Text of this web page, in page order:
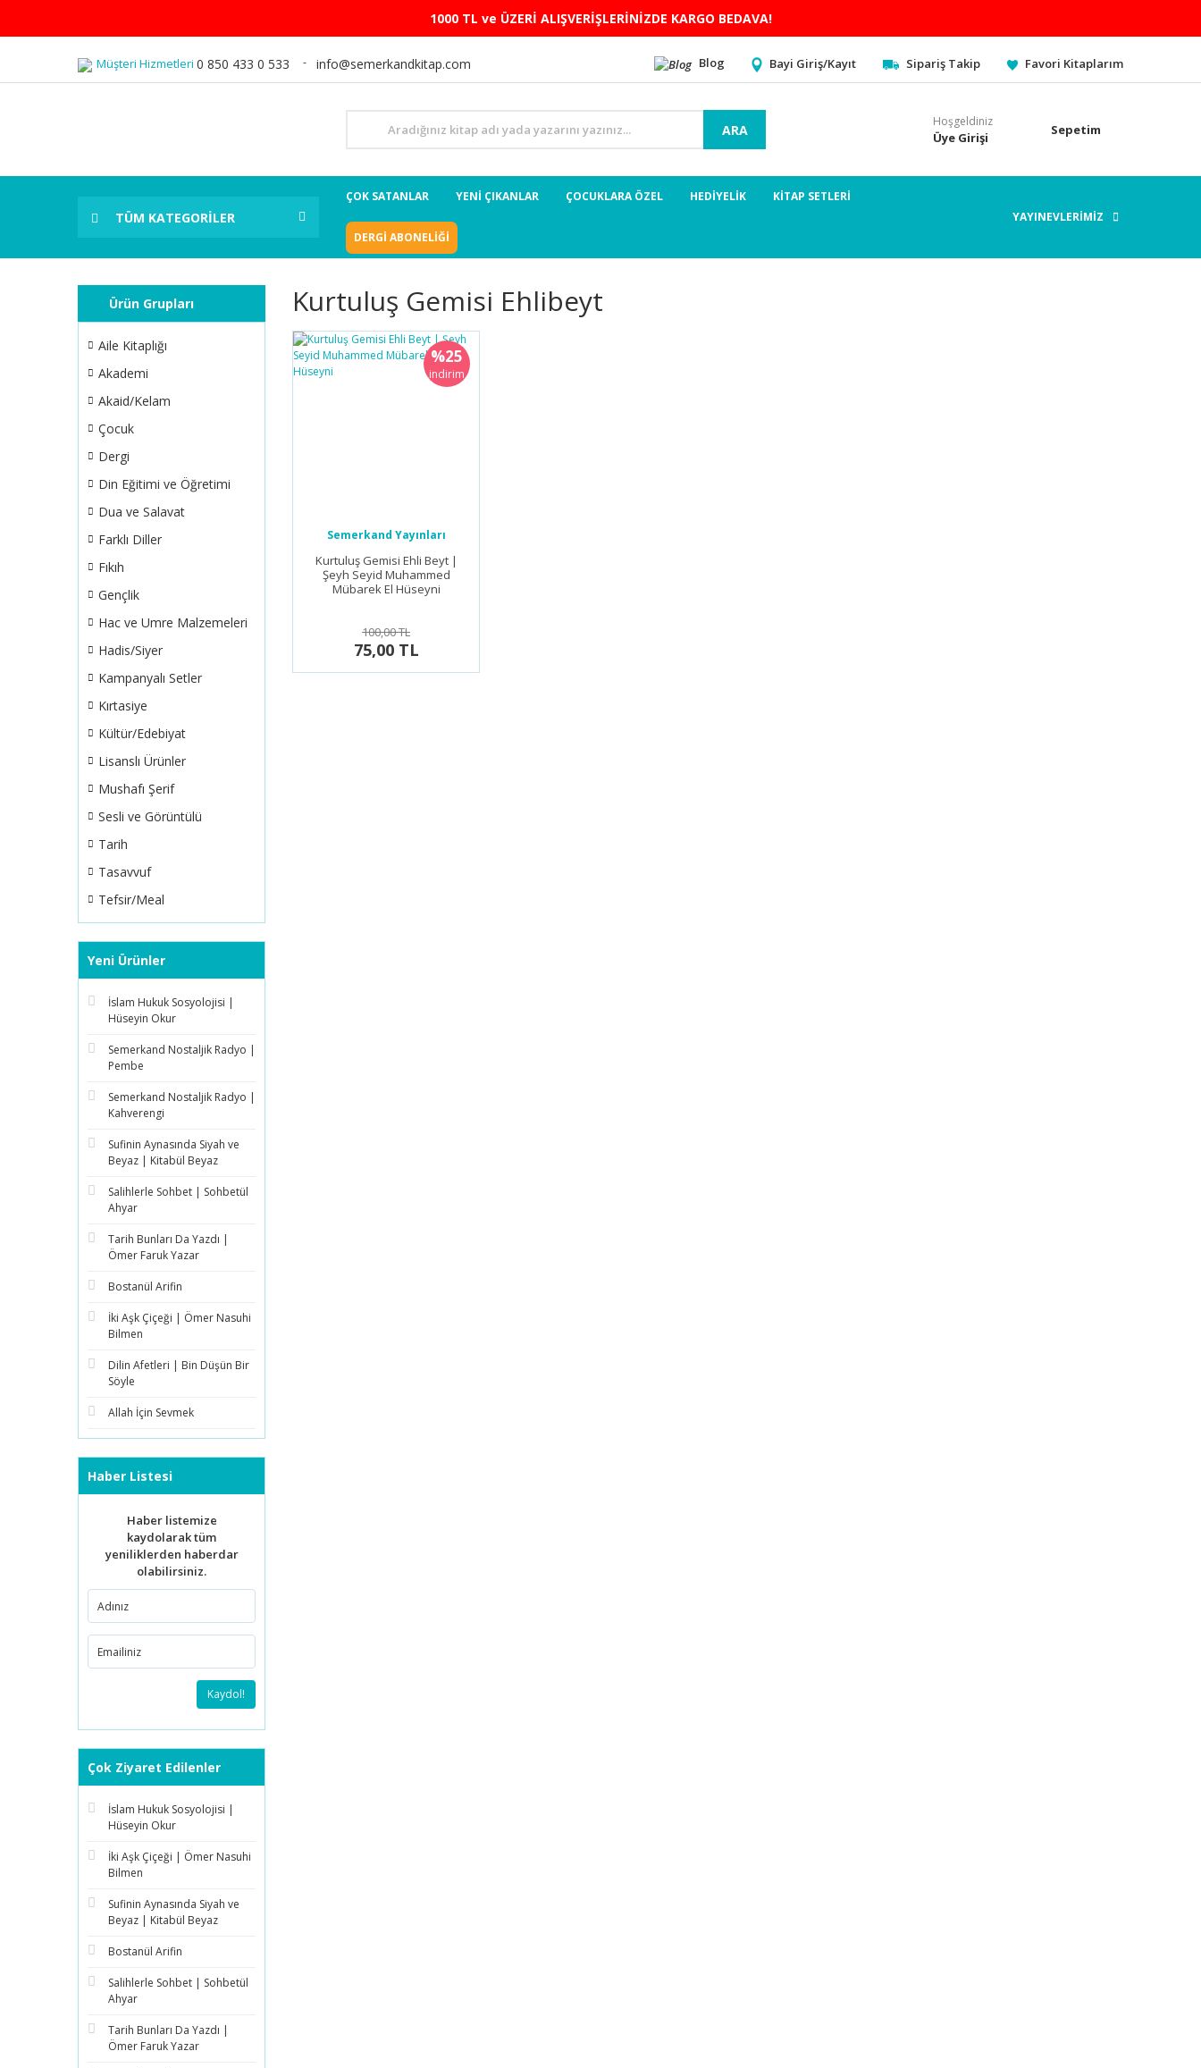
1000 TL ve ÜZERİ ALIŞVERİŞLERİNİZDE KARGO BEDAVA!
Müşteri Hizmetleri 0 850 433 0 533 info@semerkandkitap.com Blog Bayi Giriş/Kayıt Sipariş Takip Favori Kitaplarım
ARA
Hoşgeldiniz
Üye Girişi Sepetim
TÜM KATEGORİLER
ÇOK SATANLAR YENİ ÇIKANLAR ÇOCUKLARA ÖZEL HEDİYELİK KİTAP SETLERİ
DERGİ ABONELİĞİ
YAYINEVLERİMİZ
Ürün Grupları
Aile Kitaplığı
Akademi
Akaid/Kelam
Çocuk
Dergi
Din Eğitimi ve Öğretimi
Dua ve Salavat
Farklı Diller
Fıkıh
Gençlik
Hac ve Umre Malzemeleri
Hadis/Siyer
Kampanyalı Setler
Kırtasiye
Kültür/Edebiyat
Lisanslı Ürünler
Mushafı Şerif
Sesli ve Görüntülü
Tarih
Tasavvuf
Tefsir/Meal
Yeni Ürünler
İslam Hukuk Sosyolojisi |
Hüseyin Okur
Semerkand Nostaljik Radyo |
Pembe
Semerkand Nostaljik Radyo |
Kahverengi
Sufinin Aynasında Siyah ve
Beyaz | Kitabül Beyaz
Salihlerle Sohbet | Sohbetül
Ahyar
Tarih Bunları Da Yazdı |
Ömer Faruk Yazar
Bostanül Arifin
İki Aşk Çiçeği | Ömer Nasuhi
Bilmen
Dilin Afetleri | Bin Düşün Bir
Söyle
Allah İçin Sevmek
Haber Listesi
Haber listemize
kaydolarak tüm
yeniliklerden haberdar
olabilirsiniz.
Kaydol!
Çok Ziyaret Edilenler
İslam Hukuk Sosyolojisi |
Hüseyin Okur
İki Aşk Çiçeği | Ömer Nasuhi
Bilmen
Sufinin Aynasında Siyah ve
Beyaz | Kitabül Beyaz
Bostanül Arifin
Salihlerle Sohbet | Sohbetül
Ahyar
Tarih Bunları Da Yazdı |
Ömer Faruk Yazar
Kurtuluş Gemisi Ehlibeyt
%25
indirim
Semerkand Yayınları
Kurtuluş Gemisi Ehli Beyt |
Şeyh Seyid Muhammed
Mübarek El Hüseyni
100,00 TL
75,00 TL